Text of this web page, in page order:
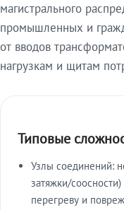
магистрального
промышленных и
от вводов
нагрузкам и щитам
Типовые
Узлы соединений:
затяжки/
перегреву и